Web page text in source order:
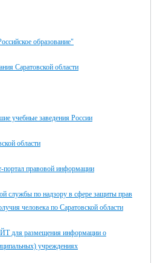
образование"
Саратовской области
учебные заведения России
области
портал правовой информации
службы по надзору в сфере защиты прав
человека по Саратовской области
размещения информации о
учреждениях